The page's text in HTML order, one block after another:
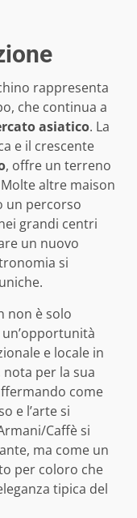
rappresenta
che continua a
asiatico. La
e il crescente
, offre un terreno
altre maison
un percorso
grandi centri
un nuovo
si
non è solo
e locale in
nota per la sua
come
e l’arte si
Caffè si
ma come un
per coloro che
tipica del